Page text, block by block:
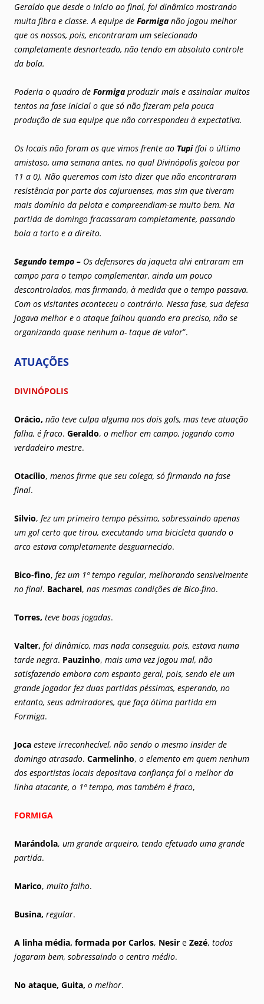
Geraldo que desde o início ao final, foi dinâmico mostrando
muita fibra e classe. A equipe de Formiga não jogou melhor
que os nossos, pois, encontraram um selecionado
completamente desnorteado, não tendo em absoluto controle
da bola.
Poderia o quadro de Formiga produzir mais e assinalar muitos
tentos na fase inicial o que só não fizeram pela pouca
produção de sua equipe que não correspondeu à expectativa.
Os locais não foram os que vimos frente ao Tupi(foi o último
amistoso, uma semana antes, no qual Divinópolis goleou por
11 a 0). Não queremos com isto dizer que não encontraram
resistência por parte dos cajuruenses, mas sim que tiveram
mais domínio da pelota e compreendiam-se muito bem. Na
partida de domingo fracassaram completamente, passando
bola a torto e a direito.
Segundo tempo – Os defensores da jaqueta alvi entraram em
campo para o tempo complementar, ainda um pouco
descontrolados, mas firmando, à medida que o tempo passava.
Com os visitantes aconteceu o contrário. Nessa fase, sua defesa
jogava melhor e o ataque falhou quando era preciso, não se
organizando quase nenhum a- taque de valor”.
ATUAÇÕES
DIVINÓPOLIS
Orácio, não teve culpa alguma nos dois gols, mas teve atuação
falha, é fraco. Geraldo, o melhor em campo, jogando como
verdadeiro mestre.
Otacílio, menos firme que seu colega, só firmando na fase
final.
Silvio, fez um primeiro tempo péssimo, sobressaindo apenas
um gol certo que tirou, executando uma bicicleta quando o
arco estava completamente desguarnecido.
Bico-fino, fez um 1º tempo regular, melhorando sensivelmente
no final. Bacharel, nas mesmas condições de Bico-fino.
Torres, teve boas jogadas.
Valter, foi dinâmico, mas nada conseguiu, pois, estava numa
tarde negra. Pauzinho, mais uma vez jogou mal, não
satisfazendo embora com espanto geral, pois, sendo ele um
grande jogador fez duas partidas péssimas, esperando, no
entanto, seus admiradores, que faça ótima partida em
Formiga.
Joca esteve irreconhecível, não sendo o mesmo insider de
domingo atrasado. Carmelinho, o elemento em quem nenhum
dos esportistas locais depositava confiança foi o melhor da
linha atacante, o 1º tempo, mas também é fraco,
FORMIGA
Marándola, um grande arqueiro, tendo efetuado uma grande
partida.
Marico, muito falho.
Busina, regular.
A linha média, formada por Carlos, Nesir e Zezé, todos
jogaram bem, sobressaindo o centro médio.
No ataque, Guita, o melhor.